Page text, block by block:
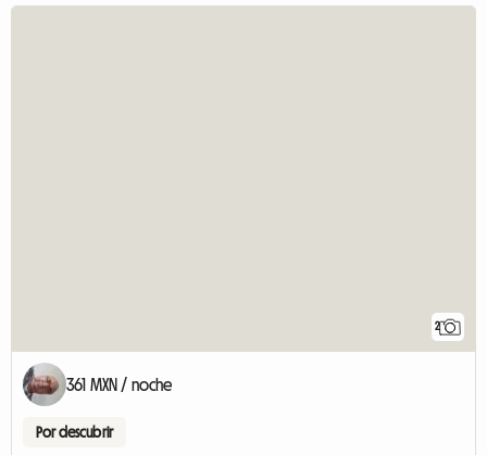
2
361 MXN / noche
Por descubrir